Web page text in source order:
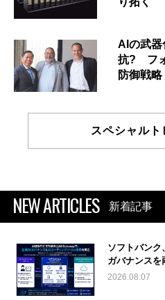
AIの武器
抗? フォ
防御戦略
スペシャルト
NEW ARTICLES 新着記事
ソフトバンク
ガバナンスを
2026.08.07